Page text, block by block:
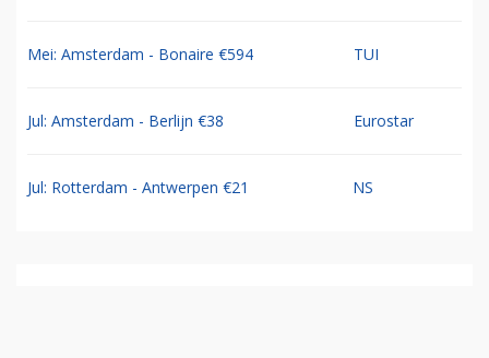
Mei: Amsterdam - Bonaire €594 TUI
Jul: Amsterdam - Berlijn €38 Eurostar
Jul: Rotterdam - Antwerpen €21 NS